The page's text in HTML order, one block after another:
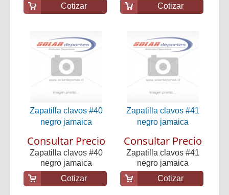
Cotizar
Cotizar
Zapatilla clavos #40
negro jamaica
Consultar Precio
Zapatilla clavos #40
negro jamaica
Cotizar
Zapatilla clavos #41
negro jamaica
Consultar Precio
Zapatilla clavos #41
negro jamaica
Cotizar